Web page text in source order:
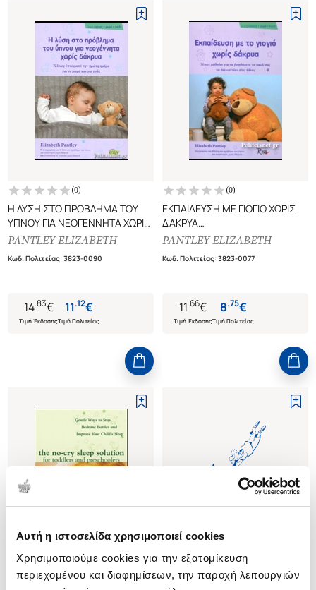
Αυτή η ιστοσελίδα χρησιμοποιεί cookies
Χρησιμοποιούμε cookies για την εξατομίκευση
περιεχομένου και διαφημίσεων, την παροχή λειτουργιών
(0)
Η ΛΥΣΗ ΣΤΟ ΠΡΟΒΛΗΜΑ ΤΟΥ
ΥΠΝΟΥ ΓΙΑ ΝΕΟΓΕΝΝΗΤΑ ΧΩΡΙΣ
ΔΑΚΡΥΑ
ΗΜΕΡΑ ΓΙΑ ΤΟ ΜΩΡΟ ΚΑΙ ΓΙΑ
PANTLEY ELIZABETH
Κωδ. Πολιτείας:3823-0090
14.83€
Τιμή Έκδοσης
11.12€
Τιμή Πολιτείας
(0)
ΕΚΠΑΙΔΕΥΣΗ ΜΕ ΓΙΟΓΙΟ ΧΩΡΙΣ
ΔΑΚΡΥΑ
ΗΠΙΕΣ ΜΕΘΟΔΟΙ ΓΙΑ ΝΑ
ΝΑ ΠΕΙΤΕ "ΑΝΤΙΟ" ΣΤΙΣ ΠΑΝΕΣ
PANTLEY ELIZABETH
Κωδ. Πολιτείας:3823-0077
11.66€
Τιμή Έκδοσης
8.75€
Τιμή Πολιτείας
(0) (0)